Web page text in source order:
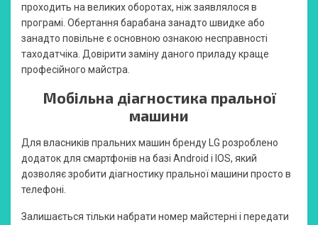
проходить на великих оборотах, ніж заявлялося в
програмі. Обертання барабана занадто швидке або
занадто повільне є основною ознакою несправності
таходатчіка. Довірити заміну даного приладу краще
професійного майстра.
Мобільна діагностика пральної
машини
Для власників пральних машин бренду LG розроблено
додаток для смартфонів на базі Android і IOS, який
дозволяє зробити діагностику пральної машини просто в
телефоні.
Залишається тільки набрати номер майстерні і передати